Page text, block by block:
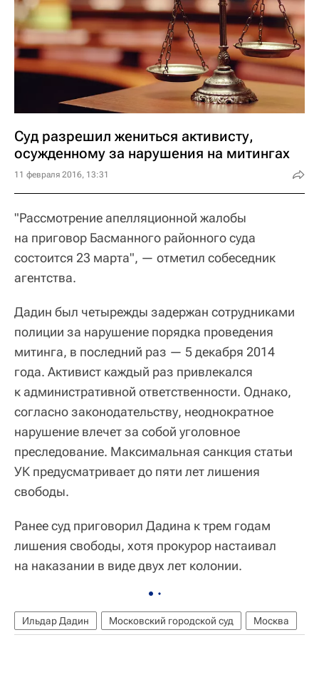
Суд разрешил жениться активисту,
осужденному за нарушения на митингах
11 февраля 2016, 13:31
"Рассмотрение апелляционной жалобы
на приговор Басманного районного суда
состоится 23 марта", — отметил собеседник
агентства.
Дадин был четырежды задержан сотрудниками
полиции за нарушение порядка проведения
митинга, в последний раз — 5 декабря 2014
года. Активист каждый раз привлекался
к административной ответственности. Однако,
согласно законодательству, неоднократное
нарушение влечет за собой уголовное
преследование. Максимальная санкция статьи
УК предусматривает до пяти лет лишения
свободы.
Ранее суд приговорил Дадина к трем годам
лишения свободы, хотя прокурор настаивал
на наказании в виде двух лет колонии.
Ильдар Дадин Московский городской суд Москва